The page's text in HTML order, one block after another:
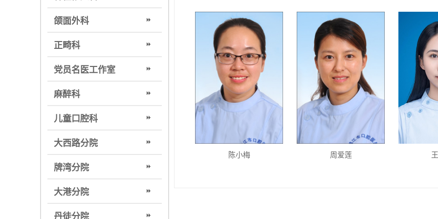
颌面外科
正畸科
党员名医工作室
麻醉科
儿童口腔科
大西路分院
牌湾分院
大港分院
丹徒分院
陈小梅 周爱莲